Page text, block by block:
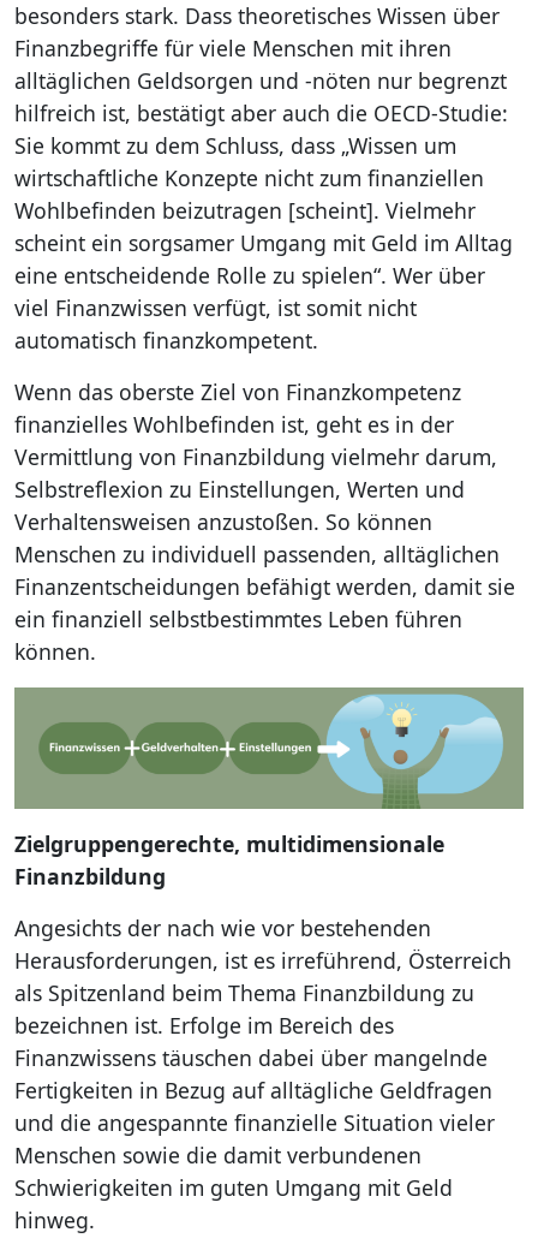
besonders stark. Dass theoretisches Wissen über
Finanzbegriffe für viele Menschen mit ihren
alltäglichen Geldsorgen und -nöten nur begrenzt
hilfreich ist, bestätigt aber auch die OECD-Studie:
Sie kommt zu dem Schluss, dass „Wissen um
wirtschaftliche Konzepte nicht zum finanziellen
Wohlbefinden beizutragen [scheint]. Vielmehr
scheint ein sorgsamer Umgang mit Geld im Alltag
eine entscheidende Rolle zu spielen“. Wer über
viel Finanzwissen verfügt, ist somit nicht
automatisch finanzkompetent.
Wenn das oberste Ziel von Finanzkompetenz
finanzielles Wohlbefinden ist, geht es in der
Vermittlung von Finanzbildung vielmehr darum,
Selbstreflexion zu Einstellungen, Werten und
Verhaltensweisen anzustoßen. So können
Menschen zu individuell passenden, alltäglichen
Finanzentscheidungen befähigt werden, damit sie
ein finanziell selbstbestimmtes Leben führen
können.
Zielgruppengerechte, multidimensionale
Finanzbildung
Angesichts der nach wie vor bestehenden
Herausforderungen, ist es irreführend, Österreich
als Spitzenland beim Thema Finanzbildung zu
bezeichnen ist. Erfolge im Bereich des
Finanzwissens täuschen dabei über mangelnde
Fertigkeiten in Bezug auf alltägliche Geldfragen
und die angespannte finanzielle Situation vieler
Menschen sowie die damit verbundenen
Schwierigkeiten im guten Umgang mit Geld
hinweg.